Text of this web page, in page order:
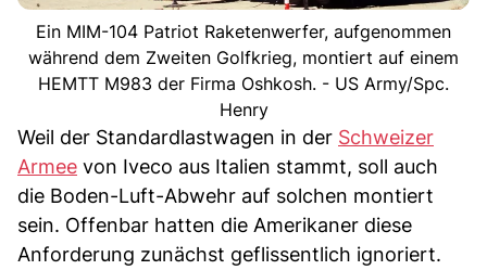
Ein MIM-104 Patriot Raketenwerfer, aufgenommen
während dem Zweiten Golfkrieg, montiert auf einem
HEMTT M983 der Firma Oshkosh. - US Army/Spc.
Henry
Weil der Standardlastwagen in der Schweizer
Armee von Iveco aus Italien stammt, soll auch
die Boden-Luft-Abwehr auf solchen montiert
sein. Offenbar hatten die Amerikaner diese
Anforderung zunächst geflissentlich ignoriert.